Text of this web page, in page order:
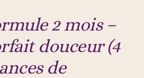
2 mois –
douceur (4
de